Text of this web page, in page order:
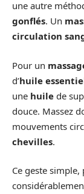
une autre
gonflés. Un
circulation
Pour un
d’huile
une huile de
douce. Massez
mouvements
chevilles.
Ce geste